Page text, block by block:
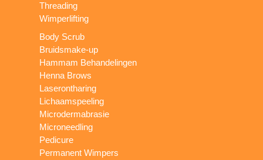
Threading
Wimperlifting
Body Scrub
Bruidsmake-up
Hammam Behandelingen
Henna Brows
Laserontharing
Lichaamspeeling
Microdermabrasie
Microneedling
Pedicure
Permanent Wimpers